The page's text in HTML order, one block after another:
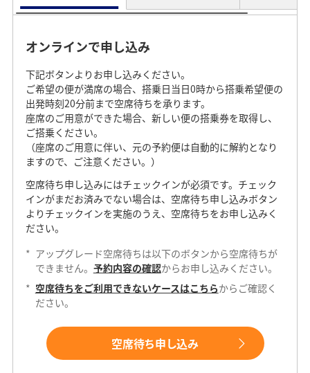
オンラインで申し込み
下記ボタンよりお申し込みください。
ご希望の便が満席の場合、搭乗日当日0時から搭乗希望便の
出発時刻20分前まで空席待ちを承ります。
座席のご用意ができた場合、新しい便の搭乗券を取得し、
ご搭乗ください。
（座席のご用意に伴い、元の予約便は自動的に解約となり
ますので、ご注意ください。）
空席待ち申し込みにはチェックインが必須です。チェック
インがまだお済みでない場合は、空席待ち申し込みボタン
よりチェックインを実施のうえ、空席待ちをお申し込みく
ださい。
* アップグレード空席待ちは以下のボタンから空席待ちが
できません。 予約内容の確認からお申し込みください。
* 空席待ちをご利用できないケースはこちらからご確認く
ださい。
空席待ち申し込み